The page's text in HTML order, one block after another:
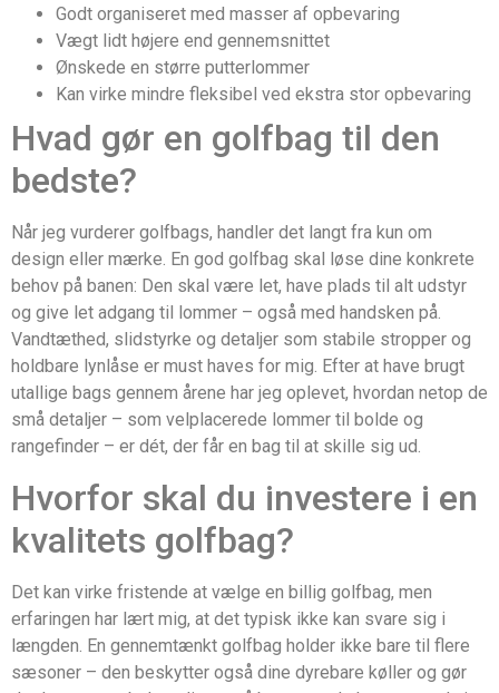
Godt organiseret med masser af opbevaring
Vægt lidt højere end gennemsnittet
Ønskede en større putterlommer
Kan virke mindre fleksibel ved ekstra stor opbevaring
Hvad gør en golfbag til den
bedste?
Når jeg vurderer golfbags, handler det langt fra kun om
design eller mærke. En god golfbag skal løse dine konkrete
behov på banen: Den skal være let, have plads til alt udstyr
og give let adgang til lommer – også med handsken på.
Vandtæthed, slidstyrke og detaljer som stabile stropper og
holdbare lynlåse er must haves for mig. Efter at have brugt
utallige bags gennem årene har jeg oplevet, hvordan netop de
små detaljer – som velplacerede lommer til bolde og
rangefinder – er dét, der får en bag til at skille sig ud.
Hvorfor skal du investere i en
kvalitets golfbag?
Det kan virke fristende at vælge en billig golfbag, men
erfaringen har lært mig, at det typisk ikke kan svare sig i
længden. En gennemtænkt golfbag holder ikke bare til flere
sæsoner – den beskytter også dine dyrebare køller og gør